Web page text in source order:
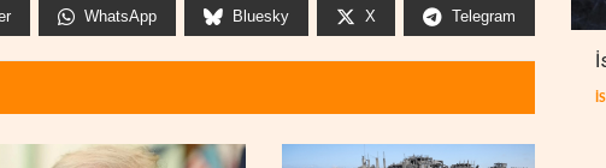
WhatsApp Bluesky X Telegram